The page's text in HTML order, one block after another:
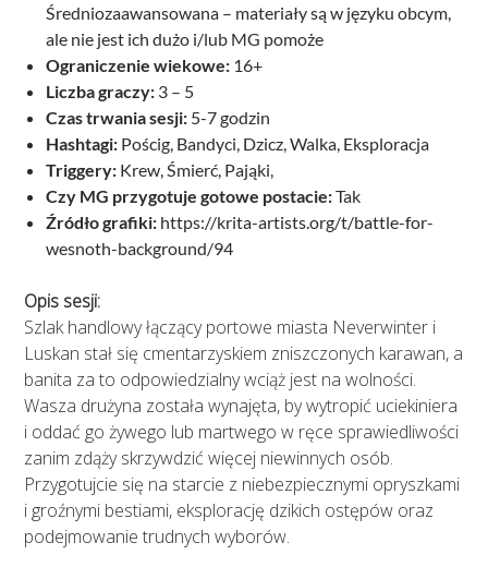
Średniozaawansowana – materiały są w języku obcym,
ale nie jest ich dużo i/lub MG pomoże
Ograniczenie wiekowe: 16+
Liczba graczy: 3 – 5
Czas trwania sesji: 5-7 godzin
Hashtagi: Pościg, Bandyci, Dzicz, Walka, Eksploracja
Triggery: Krew, Śmierć, Pająki,
Czy MG przygotuje gotowe postacie:Tak
Źródło grafiki: https://krita-artists.org/t/battle-for-
wesnoth-background/94
Opis sesji:
​Szlak handlowy łączący portowe miasta Neverwinter i
Luskan stał się cmentarzyskiem zniszczonych karawan, a
banita za to odpowiedzialny wciąż jest na wolności.
Wasza drużyna została wynajęta, by wytropić uciekiniera
i oddać go żywego lub martwego w ręce sprawiedliwości
zanim zdąży skrzywdzić więcej niewinnych osób.
Przygotujcie się na starcie z niebezpiecznymi opryszkami
i groźnymi bestiami, eksplorację dzikich ostępów oraz
podejmowanie trudnych wyborów.